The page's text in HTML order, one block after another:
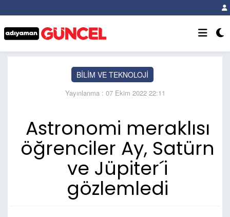
BİLİM VE TEKNOLOJİ
Yayınlanma : 07 Ekim 2022 22:11
Astronomi meraklısı
öğrenciler Ay, Satürn
ve Jüpiter´i
gözlemledi